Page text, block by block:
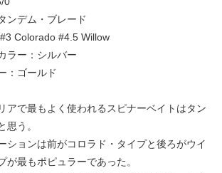
ンデム・ブレード
Colorado #4.5 Willow
ラー：シルバー
：ゴールド
アで最もよく使われるスピナーベイトはタン
思う。
ションは前がコロラド・タイプと後ろがウイ
が最もポピュラーであった。